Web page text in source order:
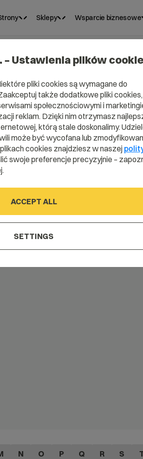
Sklepy Wsparcie biznesowe
N O P Q R S
– Ustawienia plików
pliki cookies są wymagane do
także dodatkowe pliki cookies,
społecznościowymi i
reklam. Dzięki nim otrzymasz
którą stale doskonalimy.
może być wycofana lub
cookies znajdziesz w naszej
swoje preferencje precyzyjnie –
ACCEPT ALL
SETTINGS